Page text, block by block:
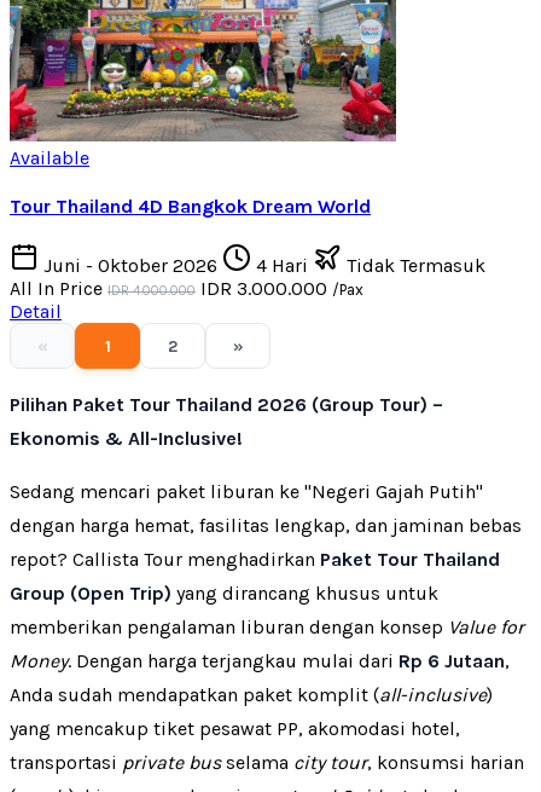
Available
Tour Thailand 4D Bangkok Dream World
Juni - Oktober 2026 4 Hari
Tidak Termasuk
All In Price IDR 4.000.000 IDR 3.000.000 /Pax
Detail
« 1 2 »
Pilihan Paket Tour Thailand 2026 (Group Tour) –
Ekonomis & All-Inclusive!
Sedang mencari paket liburan ke "Negeri Gajah Putih"
dengan harga hemat, fasilitas lengkap, dan jaminan bebas
repot? Callista Tour menghadirkan Paket Tour Thailand
Group (Open Trip) yang dirancang khusus untuk
memberikan pengalaman liburan dengan konsep Value for
Money. Dengan harga terjangkau mulai dari Rp 6 Jutaan,
Anda sudah mendapatkan paket komplit (all-inclusive)
yang mencakup tiket pesawat PP, akomodasi hotel,
transportasi private busselama city tour, konsumsi harian